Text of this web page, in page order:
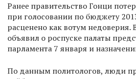
Ранее правительство Гонци
при голосовании по бюджету
расценено как вотум недоверия.
объявил о роспуске палаты
парламента 7 января и
По данным политологов, люди